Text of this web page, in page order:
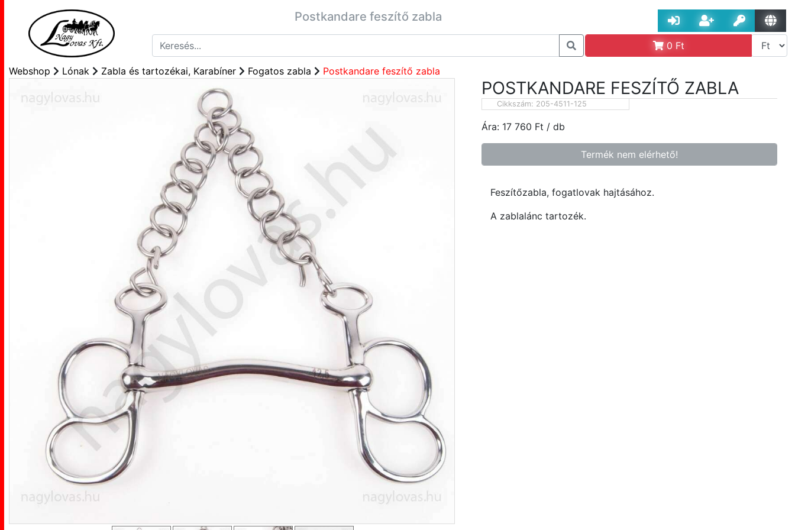
Postkandare feszítő zabla
0 Ft
Webshop Lónak Zabla és tartozékai, Karabíner Fogatos zabla Postkandare feszítő zabla
POSTKANDARE FESZÍTŐ ZABLA
Cikkszám: 205-4511-125
Ára: 17 760 Ft / db
Termék nem elérhető!
Feszítőzabla, fogatlovak hajtásához.
A zablalánc tartozék.